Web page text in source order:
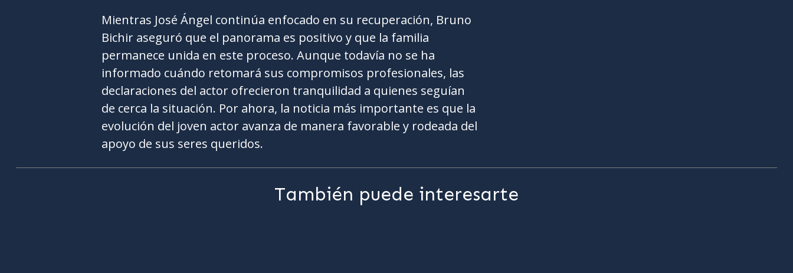
Mientras José Ángel continúa enfocado en su recuperación, Bruno
Bichir aseguró que el panorama es positivo y que la familia
permanece unida en este proceso. Aunque todavía no se ha
informado cuándo retomará sus compromisos profesionales, las
declaraciones del actor ofrecieron tranquilidad a quienes seguían
de cerca la situación. Por ahora, la noticia más importante es que la
evolución del joven actor avanza de manera favorable y rodeada del
apoyo de sus seres queridos.
También puede interesarte